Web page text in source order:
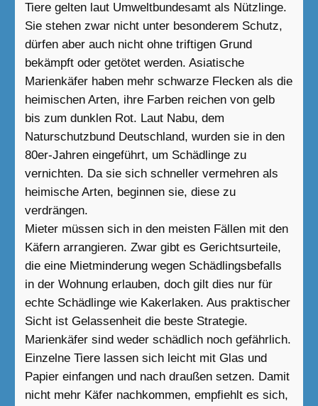
Tiere gelten laut Umweltbundesamt als Nützlinge.
Sie stehen zwar nicht unter besonderem Schutz,
dürfen aber auch nicht ohne triftigen Grund
bekämpft oder getötet werden. Asiatische
Marienkäfer haben mehr schwarze Flecken als die
heimischen Arten, ihre Farben reichen von gelb
bis zum dunklen Rot. Laut Nabu, dem
Naturschutzbund Deutschland, wurden sie in den
80er-Jahren eingeführt, um Schädlinge zu
vernichten. Da sie sich schneller vermehren als
heimische Arten, beginnen sie, diese zu
verdrängen.
Mieter müssen sich in den meisten Fällen mit den
Käfern arrangieren. Zwar gibt es Gerichtsurteile,
die eine Mietminderung wegen Schädlingsbefalls
in der Wohnung erlauben, doch gilt dies nur für
echte Schädlinge wie Kakerlaken. Aus praktischer
Sicht ist Gelassenheit die beste Strategie.
Marienkäfer sind weder schädlich noch gefährlich.
Einzelne Tiere lassen sich leicht mit Glas und
Papier einfangen und nach draußen setzen. Damit
nicht mehr Käfer nachkommen, empfiehlt es sich,